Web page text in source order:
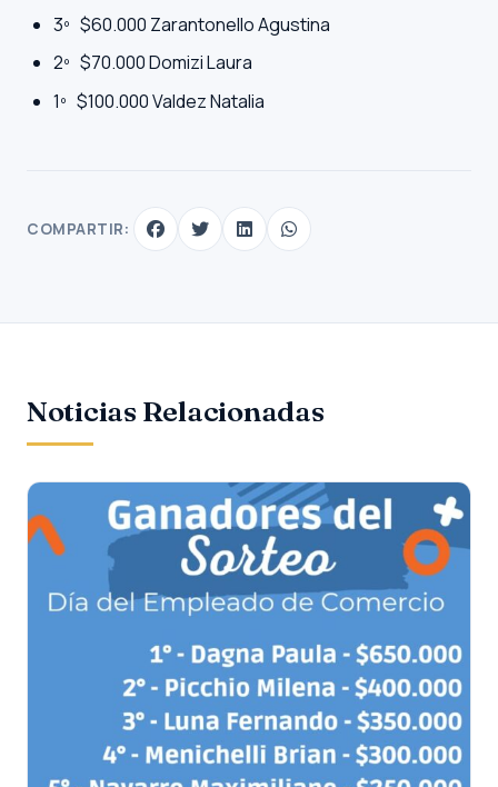
3º $60.000 Zarantonello Agustina
2º $70.000 Domizi Laura
1º $100.000 Valdez Natalia
COMPARTIR:
Noticias Relacionadas